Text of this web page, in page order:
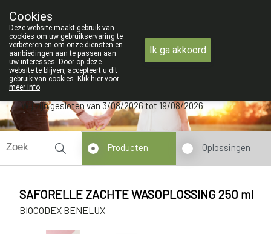
09 228 32 36
Wij zijn gesloten van 3/08/2026 tot 19/08/2026
Producten Oplossingen
SAFORELLE ZACHTE WASOPLOSSING 250 ml
BIOCODEX BENELUX
Cookies
Deze website maakt gebruik van
cookies om uw gebruikservaring te
verbeteren en om onze diensten en
aanbiedingen aan te passen aan
uw interesses. Door op deze
website te blijven, accepteert u dit
gebruik van cookies. Klik hier voor
meer info.
Ik ga akkoord